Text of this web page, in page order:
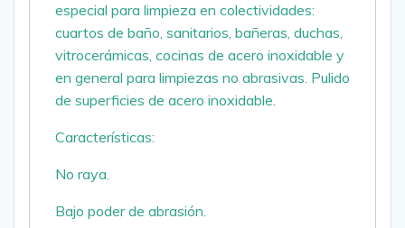
especial para limpieza en colectividades:
cuartos de baño, sanitarios, bañeras, duchas,
vitrocerámicas, cocinas de acero inoxidable y
en general para limpiezas no abrasivas. Pulido
de superficies de acero inoxidable.
Características:
No raya.
Bajo poder de abrasión.